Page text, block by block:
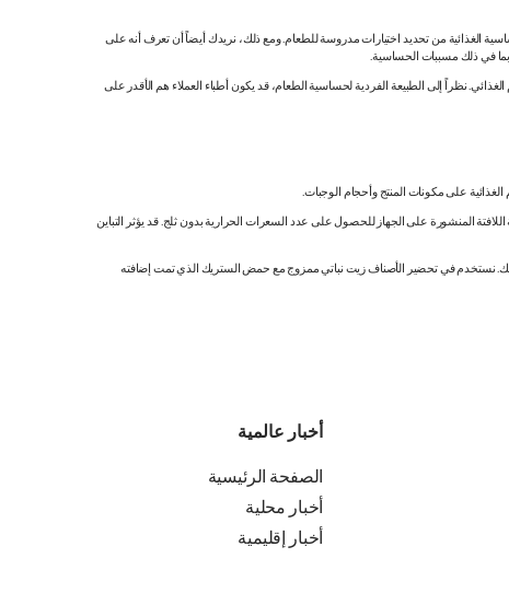
الغذائية من تحديد اختيارات مدروسة للطعام. ومع ذلك، نريدك أيضاً أن تعرف أنه على
بما في ذلك مسببات الحساسية.
نظراً إلى الطبيعة الفردية لحساسية الطعام، قد يكون أطباء العملاء هم الأقدر على
على مكونات المنتج وأحجام الوجبات.
المنشورة على الجهاز للحصول على عدد السعرات الحرارية بدون ثلج. قد يؤثر التباين
بك. نستخدم في تحضير الأصناف زيت نباتي ممزوج مع حمض الستريك الذي تمت إضافته
أخبار عالمية
الصفحة الرئيسية
أخبار محلية
أخبار إقليمية